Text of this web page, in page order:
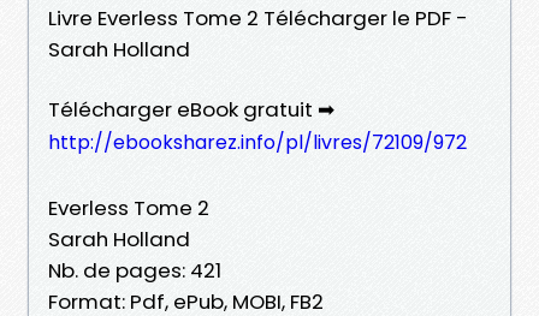
Livre Everless Tome 2 Télécharger le PDF -
Sarah Holland
Télécharger eBook gratuit ➡
http://ebooksharez.info/pl/livres/72109/972
Everless Tome 2
Sarah Holland
Nb. de pages: 421
Format: Pdf, ePub, MOBI, FB2